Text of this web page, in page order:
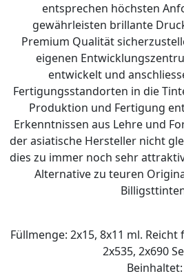
entsprechen höchsten
gewährleisten brillante
Premium Qualität
eigenen
entwickelt und
Fertigungsstandorten in die
Produktion und Fertigung
Erkenntnissen aus Lehre und
der asiatische Hersteller nicht
dies zu immer noch sehr
Alternative zu teuren
Füllmenge: 2x15, 8x11 ml. Reicht
2x535, 2x690
Beinhaltet: